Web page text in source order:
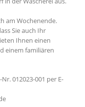
am Wochenende.
Sie auch Ihr
Ihnen einen
einem familiären
012023-001 per E-